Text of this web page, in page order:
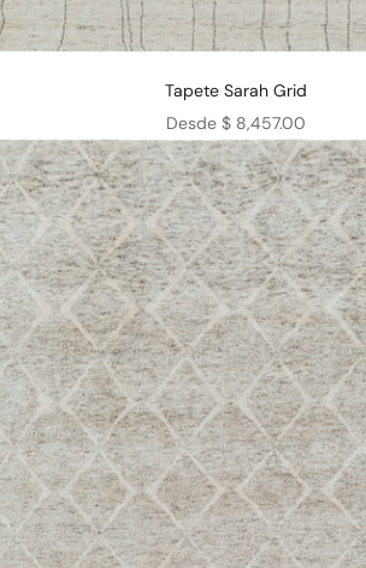
Tapete Sarah Grid
Precio de oferta
Desde $ 8,457.00